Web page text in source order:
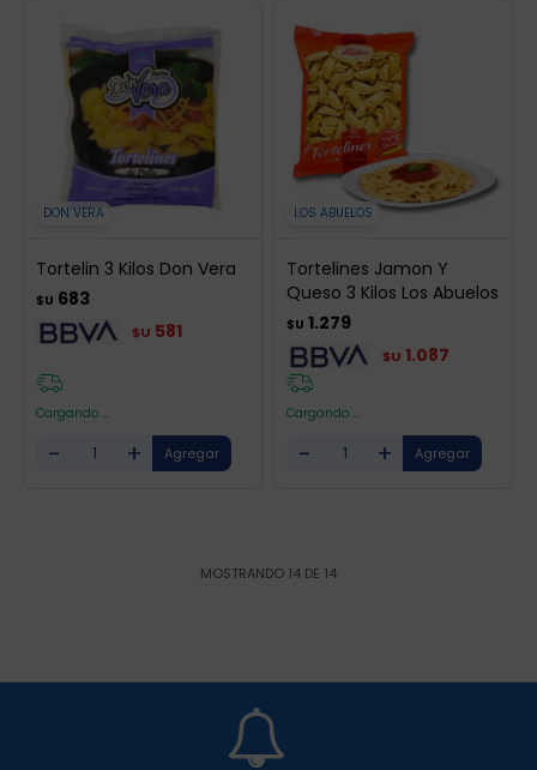
DON VERA
Tortelin 3 Kilos Don Vera
$U 683
$U 581
Cargando ...
- +
LOS ABUELOS
Tortelines Jamon Y
Queso 3 Kilos Los Abuelos
$U 1.279
$U 1.087
Cargando ...
- +
MOSTRANDO 14 DE 14